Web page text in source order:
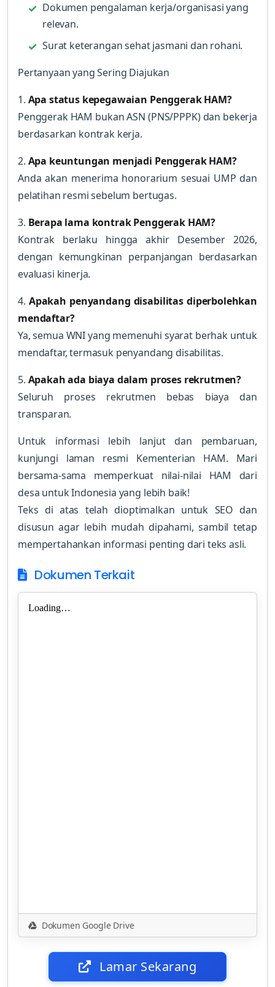
Dokumen pengalaman kerja/organisasi yang
relevan.
Surat keterangan sehat jasmani dan rohani.
Pertanyaan yang Sering Diajukan
1. Apa status kepegawaian Penggerak HAM?
Penggerak HAM bukan ASN (PNS/PPPK) dan bekerja
berdasarkan kontrak kerja.
2. Apa keuntungan menjadi Penggerak HAM?
Anda akan menerima honorarium sesuai UMP dan
pelatihan resmi sebelum bertugas.
3. Berapa lama kontrak Penggerak HAM?
Kontrak berlaku hingga akhir Desember 2026,
dengan kemungkinan perpanjangan berdasarkan
evaluasi kinerja.
4. Apakah penyandang disabilitas diperbolehkan
mendaftar?
Ya, semua WNI yang memenuhi syarat berhak untuk
mendaftar, termasuk penyandang disabilitas.
5. Apakah ada biaya dalam proses rekrutmen?
Seluruh proses rekrutmen bebas biaya dan
transparan.
Untuk informasi lebih lanjut dan pembaruan,
kunjungi laman resmi Kementerian HAM. Mari
bersama-sama memperkuat nilai-nilai HAM dari
desa untuk Indonesia yang lebih baik!
Teks di atas telah dioptimalkan untuk SEO dan
disusun agar lebih mudah dipahami, sambil tetap
mempertahankan informasi penting dari teks asli.
Dokumen Terkait
Dokumen Google Drive
Lamar Sekarang